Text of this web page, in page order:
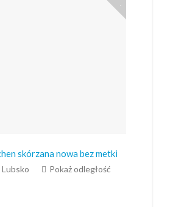
skórzana nowa bez metki
Lubsko Pokaż odległość